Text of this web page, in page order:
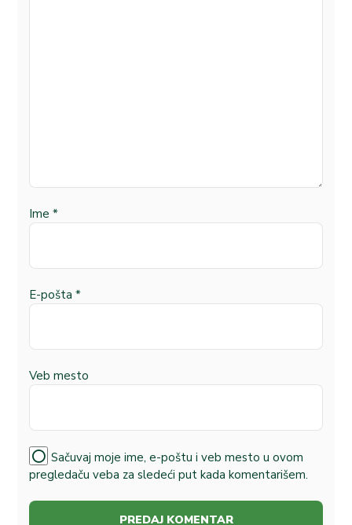
Ime *
E-pošta *
Veb mesto
Sačuvaj moje ime, e-poštu i veb mesto u ovom
pregledaču veba za sledeći put kada komentarišem.